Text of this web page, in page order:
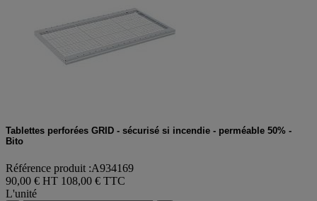
Tablettes perforées GRID - sécurisé si incendie - perméable 50% -
Bito
Référence produit :A934169
90,00 € HT 108,00 € TTC
L'unité